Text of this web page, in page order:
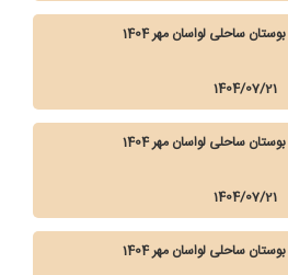
ساحلی لواسان مهر 1404
1404/07/21
ساحلی لواسان مهر 1404
1404/07/21
ساحلی لواسان مهر 1404